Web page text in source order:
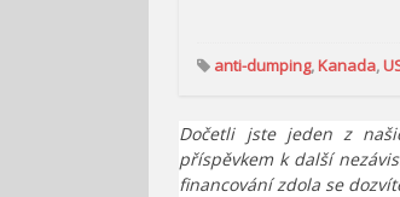
anti-dumping,Kanada,
Dočetli jste jeden z
příspěvkem k další
financování zdola se